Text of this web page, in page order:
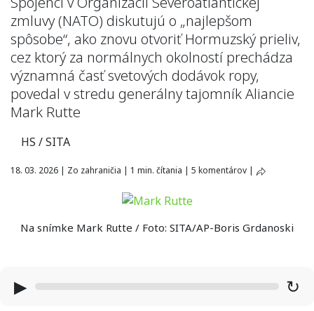
zmluvy (NATO) diskutujú o „najlepšom
spôsobe“, ako znovu otvoriť Hormuzský prieliv,
cez ktorý za normálnych okolností prechádza
významná časť svetových dodávok ropy,
povedal v stredu generálny tajomník Aliancie
Mark Rutte
HS / SITA
18. 03. 2026 | Zo zahraničia | 1 min. čítania | 5 komentárov |
Na snímke Mark Rutte / Foto: SITA/AP-Boris Grdanoski
▶ ↻